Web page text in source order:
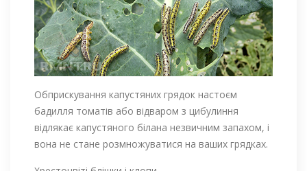
Обприскування капустяних грядок настоєм
бадилля томатів або відваром з цибулиння
відлякає капустяного білана незвичним запахом, і
вона не стане розмножуватися на ваших грядках.